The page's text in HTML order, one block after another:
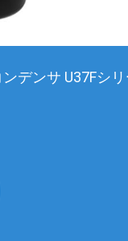
デンサ U37Fシ